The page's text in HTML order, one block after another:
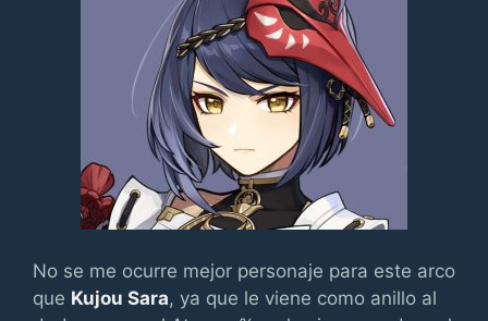
No se me ocurre mejor personaje para este arco
que Kujou Sara, ya que le viene como anillo al